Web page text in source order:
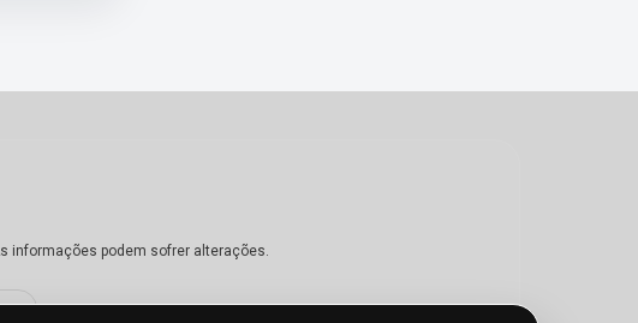
informações podem sofrer alterações.